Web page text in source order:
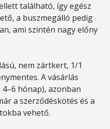
található, így egész
a buszmegálló pedig
ami szintén nagy előny
nem zártkert, 1/1
A vásárlás
hónap), azonban
a szerződéskötés és a
vehető.